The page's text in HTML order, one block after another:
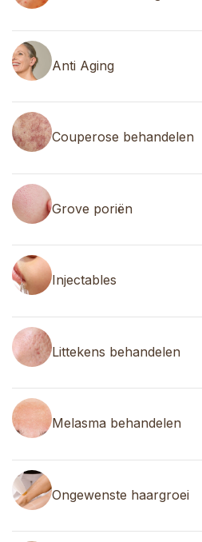
Anti Aging
Couperose behandelen
Grove poriën
Injectables
Littekens behandelen
Melasma behandelen
Ongewenste haargroei